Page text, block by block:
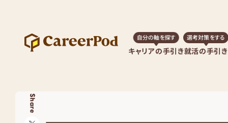
キャリアの手引き
自分の軸を探す
就活の手引き
選考対策をする
Share